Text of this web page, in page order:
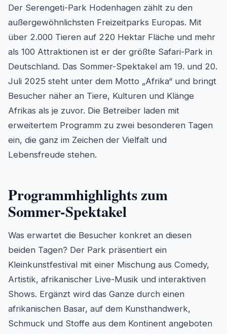
Der Serengeti-Park Hodenhagen zählt zu den
außergewöhnlichsten Freizeitparks Europas. Mit
über 2.000 Tieren auf 220 Hektar Fläche und mehr
als 100 Attraktionen ist er der größte Safari-Park in
Deutschland. Das Sommer-Spektakel am 19. und 20.
Juli 2025 steht unter dem Motto „Afrika“ und bringt
Besucher näher an Tiere, Kulturen und Klänge
Afrikas als je zuvor. Die Betreiber laden mit
erweitertem Programm zu zwei besonderen Tagen
ein, die ganz im Zeichen der Vielfalt und
Lebensfreude stehen.
Programmhighlights zum
Sommer-Spektakel
Was erwartet die Besucher konkret an diesen
beiden Tagen? Der Park präsentiert ein
Kleinkunstfestival mit einer Mischung aus Comedy,
Artistik, afrikanischer Live-Musik und interaktiven
Shows. Ergänzt wird das Ganze durch einen
afrikanischen Basar, auf dem Kunsthandwerk,
Schmuck und Stoffe aus dem Kontinent angeboten